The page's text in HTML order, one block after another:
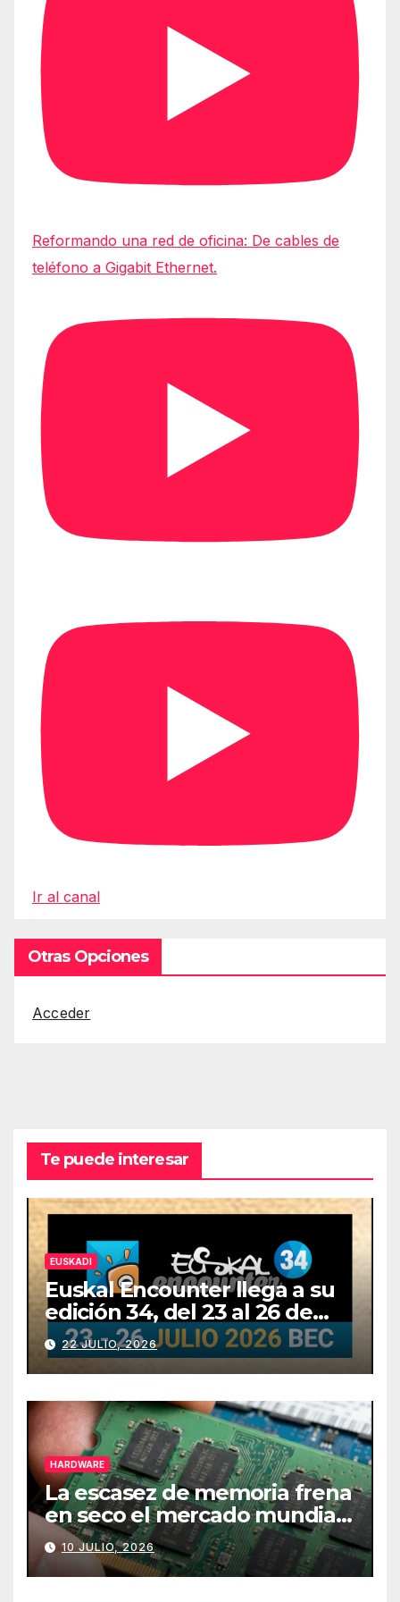
Reformando una red de oficina: De cables de
teléfono a Gigabit Ethernet.
Ir al canal
Otras Opciones
Acceder
Te puede interesar
EUSKADI
Euskal Encounter llega a su
edición 34, del 23 al 26 de
julio
22 JULIO, 2026
HARDWARE
La escasez de memoria frena
en seco el mercado mundial
de PCs
10 JULIO, 2026